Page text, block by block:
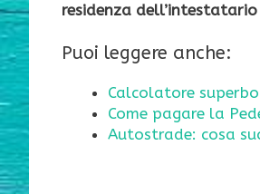
residenza
Puoi leggere anche:
Calcolatore
Come pagare la
Autostrade: cosa